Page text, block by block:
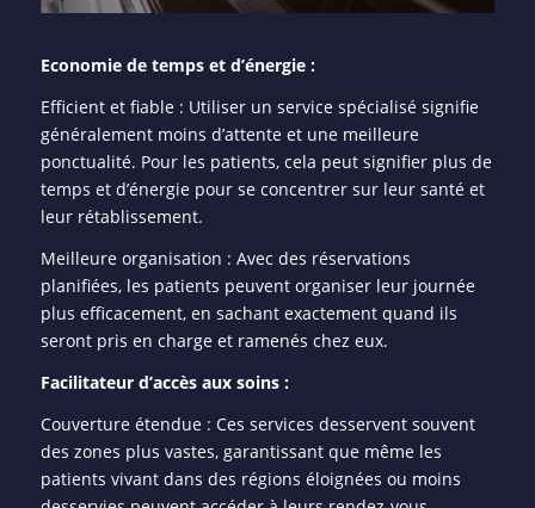
Economie de temps et d’énergie :
Efficient et fiable : Utiliser un service spécialisé signifie
généralement moins d’attente et une meilleure
ponctualité. Pour les patients, cela peut signifier plus de
temps et d’énergie pour se concentrer sur leur santé et
leur rétablissement.
Meilleure organisation : Avec des réservations
planifiées, les patients peuvent organiser leur journée
plus efficacement, en sachant exactement quand ils
seront pris en charge et ramenés chez eux.
Facilitateur d’accès aux soins :
Couverture étendue : Ces services desservent souvent
des zones plus vastes, garantissant que même les
patients vivant dans des régions éloignées ou moins